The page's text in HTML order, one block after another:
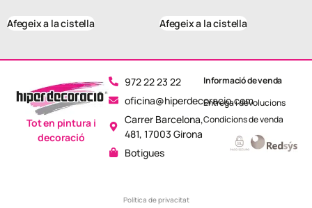
Afegeix a la cistella Afegeix a la cistella
972 22 23 22
oficina@hiperdecoracio.com
Carrer Barcelona,
481, 17003 Girona
Botigues
Política de privacitat
Tot en pintura i
decoració
Informació de venda
Entrega i devolucions
Condicions de venda